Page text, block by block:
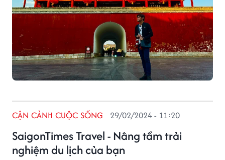
SaigonTimes Travel - Nâng tầm trải
nghiệm du lịch của bạn
CẬN CẢNH CUỘC SỐNG 29/02/2024 - 11:20